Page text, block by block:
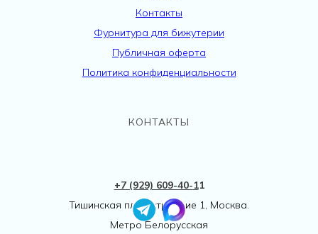
Контакты
Фурнитура для бижутерии
Публичная оферта
Политика конфиденциальности
КОНТАКТЫ
+7 (929) 609-40-11
Тишинская пл., 1 строение 1, Москва.
Метро Белорусская